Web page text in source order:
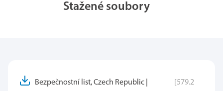
Stažené soubory
Bezpečnostní list, Czech Republic | [579.2